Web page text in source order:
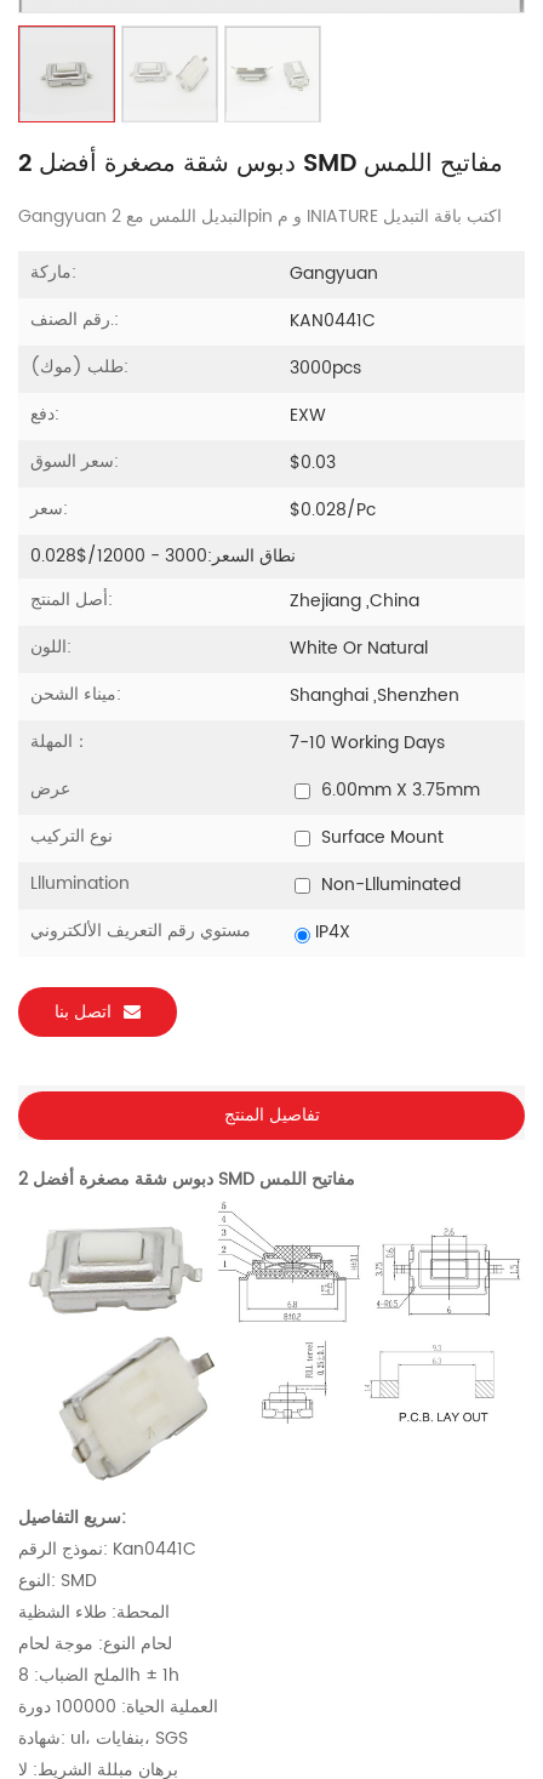
2 دبوس شقة مصغرة أفضل SMD مفاتيح اللمس
Gangyuan التبديل اللمس مع 2pin و م
INIATURE اكتب باقة التبديل
ماركة:
Gangyuan
رقم الصنف.:
KAN0441C
طلب (موك):
3000pcs
دفع:
EXW
سعر السوق:
$0.03
سعر:
$0.028/pc
نطاق السعر:3000 - 12000/$0.028
أصل المنتج:
Zhejiang ,China
اللون:
White Or Natural
ميناء الشحن:
Shanghai ,Shenzhen
المهلة：
7-10 Working Days
عرض
6.00mm X 3.75mm
نوع التركيب
Surface Mount
Lllumination
Non-Llluminated
مستوي رقم التعريف الألكتروني
IP4X
اتصل بنا
تفاصيل المنتج
2 دبوس شقة مصغرة أفضل SMD مفاتيح اللمس
سريع التفاصيل:
نموذج الرقم: Kan0441C
النوع: SMD
المحطة: طلاء الشظية
لحام النوع: موجة لحام
الملح الضباب: 8h ± 1h
العملية الحياة: 100000 دورة
شهادة: ul، بنفايات، SGS
برهان مبللة الشريط: لا